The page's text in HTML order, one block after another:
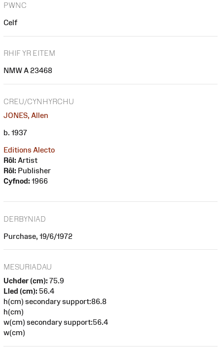
PWNC
Celf
RHIF YR EITEM
NMW A 23468
CREU/CYNHYRCHU
JONES, Allen
b. 1937
Editions Alecto
Rôl: Artist
Rôl: Publisher
Cyfnod: 1966
DERBYNIAD
Purchase, 19/6/1972
MESURIADAU
Uchder (cm): 75.9
Lled (cm): 56.4
h(cm) secondary support:86.8
h(cm)
w(cm) secondary support:56.4
w(cm)